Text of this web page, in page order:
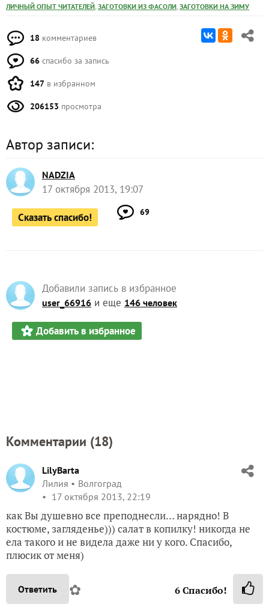
ЛИЧНЫЙ ОПЫТ ЧИТАТЕЛЕЙ, ЗАГОТОВКИ ИЗ ФАСОЛИ, ЗАГОТОВКИ НА ЗИМУ
18 комментариев
66 спасибо за запись
147 в избранном
206153 просмотра
Автор записи:
NADZIA
17 октября 2013, 19:07
Сказать спасибо! 69
Добавили запись в избранное
user_66916 и еще 146 человек
Добавить в избранное
Комментарии (18)
LilyBarta
Лилия
Волгоград
17 октября 2013, 22:19
как Вы душевно все преподнесли… нарядно! В
костюме, загляденье))) салат в копилку! никогда не
ела такого и не видела даже ни у кого. Спасибо,
плюсик от меня)
Ответить ✿ 6Спасибо!